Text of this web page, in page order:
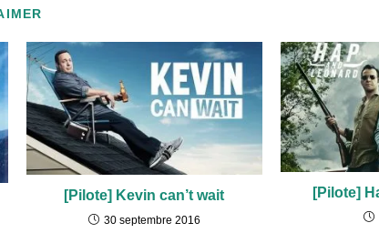
[Pilote] Kevin can’t wait
30 septembre 2016
[Pilote]